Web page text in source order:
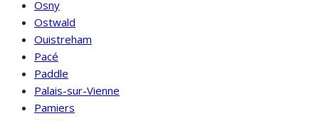
Osny
Ostwald
Ouistreham
Pacé
Paddle
Palais-sur-Vienne
Pamiers